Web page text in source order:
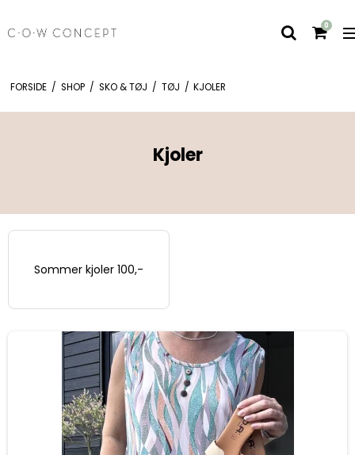
0
FORSIDE / SHOP / SKO & TØJ / TØJ / KJOLER
Kjoler
Sommer kjoler 100,-